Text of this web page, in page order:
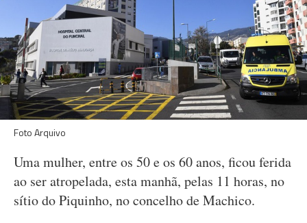
Foto Arquivo
Uma mulher, entre os 50 e os 60 anos, ficou ferida
ao ser atropelada, esta manhã, pelas 11 horas, no
sítio do Piquinho, no concelho de Machico.